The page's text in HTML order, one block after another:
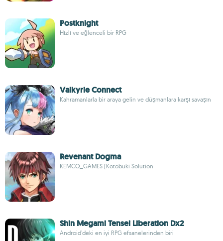
Postknight
Hızlı ve eğlenceli bir RPG
Valkyrie Connect
Kahramanlarla bir araya gelin ve düşmanlara karşı savaşın
Revenant Dogma
KEMCO_GAMES (Kotobuki Solution
Shin Megami Tensei Liberation Dx2
Android'deki en iyi RPG efsanelerinden biri